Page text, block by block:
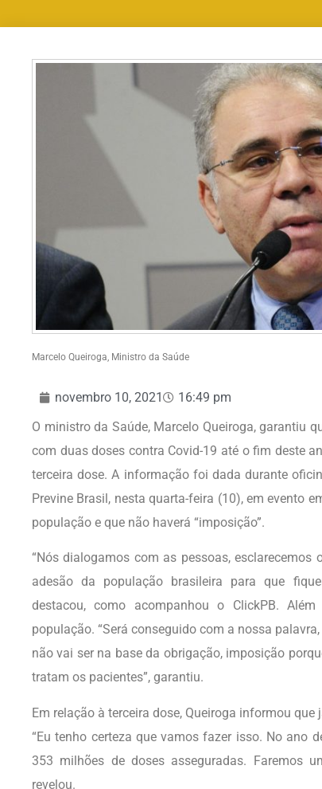
Marcelo Queiroga, Ministro da Saúde
novembro 10, 2021
16:49 pm
O ministro da Saúde, Marcelo Queiroga, garantiu
com duas doses contra Covid-19 até o fim deste
terceira dose. A informação foi dada durante
Previne Brasil, nesta quarta-feira (10), em evento
população e que não haverá “imposição”.
“Nós dialogamos com as pessoas,
adesão da população brasileira para que
destacou, como acompanhou o ClickPB.
população. “Será conseguido com a nossa
não vai ser na base da obrigação, imposição
tratam os pacientes”, garantiu.
Em relação à terceira dose, Queiroga informou
“Eu tenho certeza que vamos fazer isso. No
353 milhões de doses asseguradas. Faremos
revelou.